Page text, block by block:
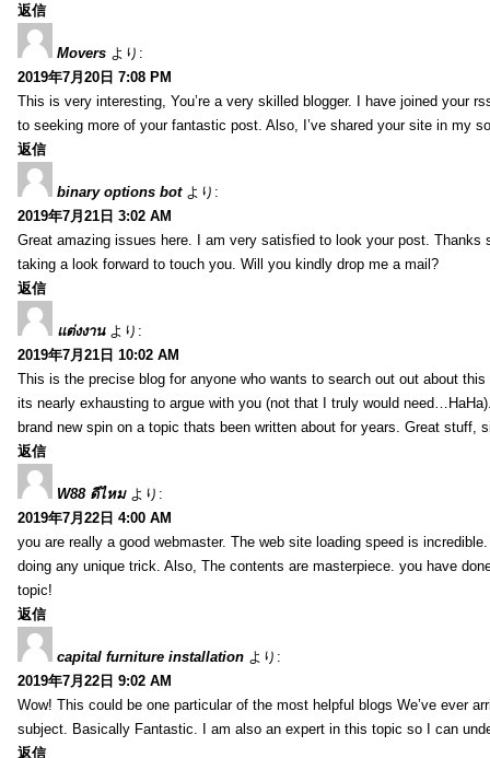
返信
Movers より:
2019年7月20日 7:08 PM
This is very interesting, You’re a very skilled blogger. I have joined your
to seeking more of your fantastic post. Also, I’ve shared your site in my
返信
binary options bot より:
2019年7月21日 3:02 AM
Great amazing issues here. I am very satisfied to look your post. Thanks
taking a look forward to touch you. Will you kindly drop me a mail?
返信
แต่งงาน より:
2019年7月21日 10:02 AM
This is the precise blog for anyone who wants to search out out about
its nearly exhausting to argue with you (not that I truly would
brand new spin on a topic thats been written about for years. Great stuff,
返信
W88 ดีไหม より:
2019年7月22日 4:00 AM
you are really a good webmaster. The web site loading speed is
doing any unique trick. Also, The contents are masterpiece. you have
topic!
返信
capital furniture installation より:
2019年7月22日 9:02 AM
Wow! This could be one particular of the most helpful blogs We’ve ever
subject. Basically Fantastic. I am also an expert in this topic so I can
返信